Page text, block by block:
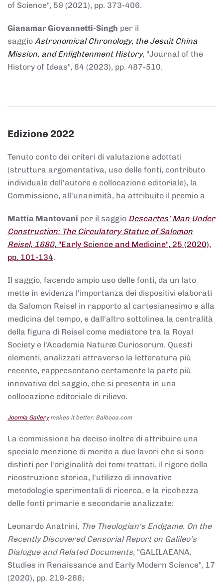
of Science", 59 (2021), pp. 373-406.
Gianamar Giovannetti-Singh per il
saggio Astronomical Chronology, the Jesuit China
Mission, and Enlightenment History, "Journal of the
History of Ideas", 84 (2023), pp. 487-510.
Edizione 2022
Tenuto conto dei criteri di valutazione adottati
(struttura argomentativa, uso delle fonti, contributo
individuale dell'autore e collocazione editoriale), la
Commissione, all'unanimità, ha attribuito il premio a
Mattia Mantovani per il saggio Descartes' Man Under
Construction: The Circulatory Statue of Salomon
Reisel, 1680, "Early Science and Medicine", 25 (2020),
pp. 101-134.
Il saggio, facendo ampio uso delle fonti, da un lato
mette in evidenza l'importanza dei dispositivi elaborati
da Salomon Reisel in rapporto al cartesianesimo e alla
medicina del tempo, e dall'altro sottolinea la centralità
della figura di Reisel come mediatore tra la Royal
Society e l'Academia Naturæ Curiosorum. Questi
elementi, analizzati attraverso la letteratura più
recente, rappresentano certamente la parte più
innovativa del saggio, che si presenta in una
collocazione editoriale di rilievo.
Joomla Gallerymakes it better. Balbooa.com
La commissione ha deciso inoltre di attribuire una
speciale menzione di merito a due lavori che si sono
distinti per l'originalità dei temi trattati, il rigore della
ricostruzione storica, l'utilizzo di innovative
metodologie sperimentali di ricerca, e la ricchezza
delle fonti primarie e secondarie analizzate:
Leonardo Anatrini, The Theologian's Endgame. On the
Recently Discovered Censorial Report on Galileo's
Dialogue and Related Documents, "GALILAEANA.
Studies in Renaissance and Early Modern Science", 17
(2020), pp. 219-288;